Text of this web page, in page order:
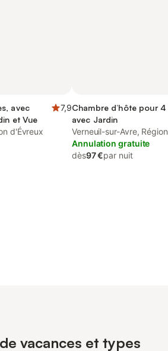
avec
et Vue
7,9
d'Évreux
Chambre d’hôte pour
avec Jardin
Verneuil-sur-Avre,
Annulation gratuite
dès97 €par nuit
vacances et types